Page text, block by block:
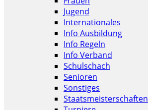
Jugend
Internationales
Info Ausbildung
Info Regeln
Info Verband
Schulschach
Senioren
Sonstiges
Staatsmeisterschaften